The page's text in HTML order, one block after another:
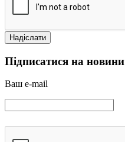
Підписатися на новини
Ваш e-mail